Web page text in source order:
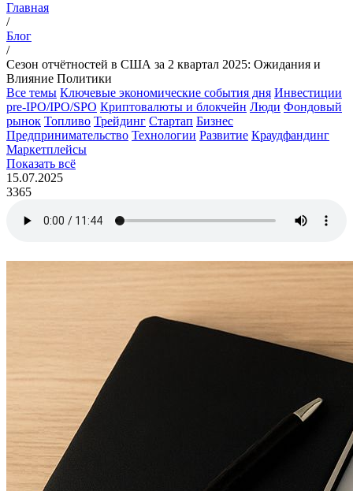
Главная
/
Блог
/
Сезон отчётностей в США за 2 квартал 2025: Ожидания и
Влияние Политики
Все темы Ключевые экономические события дня Инвестиции
pre-IPO/IPO/SPO Криптовалюты и блокчейн Люди Фондовый
рынок Топливо Трейдинг Стартап Бизнес
Предпринимательство Технологии Развитие Краудфандинг
Маркетплейсы
Показать всё
15.07.2025
3365